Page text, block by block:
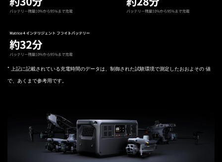
‌* 上記に記載されている充電時間のデータは、制御された試験環境で測定したおおよその 値
で、あくまで参考用です。